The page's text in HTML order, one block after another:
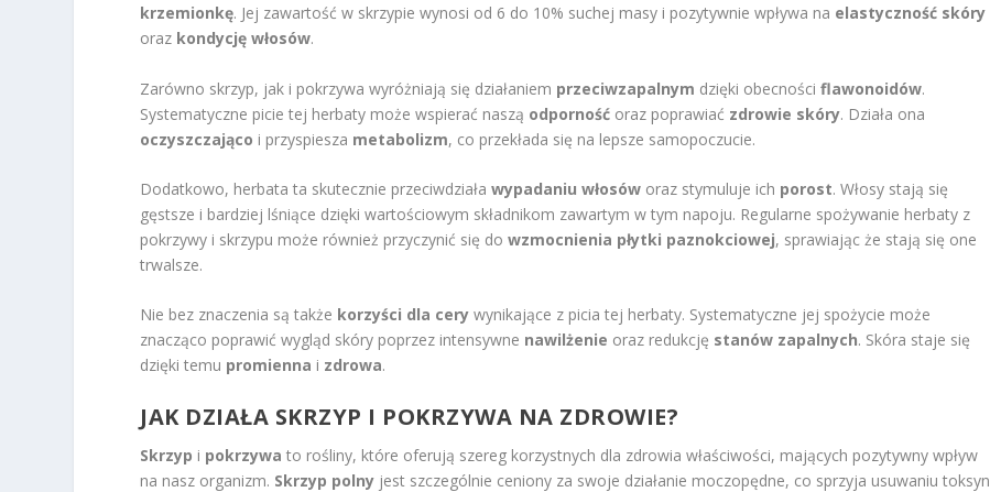
krzemionkę. Jej zawartość w skrzypie wynosi od 6 do 10% suchej masy i pozytywnie wpływa na elastyczność skóry
oraz kondycję włosów.
Zarówno skrzyp, jak i pokrzywa wyróżniają się działaniem przeciwzapalnym dzięki obecnościflawonoidów.
Systematyczne picie tej herbaty może wspierać naszą odporność oraz poprawiać zdrowie skóry. Działa ona
oczyszczająco i przyspiesza metabolizm, co przekłada się na lepsze samopoczucie.
Dodatkowo, herbata ta skutecznie przeciwdziaławypadaniu włosów oraz stymuluje ich porost. Włosy stają się
gęstsze i bardziej lśniące dzięki wartościowym składnikom zawartym w tym napoju. Regularne spożywanie herbaty z
pokrzywy i skrzypu może również przyczynić się dowzmocnienia płytki paznokciowej, sprawiając że stają się one
trwalsze.
Nie bez znaczenia są także korzyści dla cery wynikające z picia tej herbaty. Systematyczne jej spożycie może
znacząco poprawić wygląd skóry poprzez intensywne nawilżenie oraz redukcję stanów zapalnych. Skóra staje się
dzięki temu promienna i zdrowa.
JAK DZIAŁA SKRZYP I POKRZYWA NA ZDROWIE?
Skrzyp i pokrzywa to rośliny, które oferują szereg korzystnych dla zdrowia właściwości, mających pozytywny wpływ
na nasz organizm. Skrzyp polny jest szczególnie ceniony za swoje działanie moczopędne, co sprzyja usuwaniu toksyn